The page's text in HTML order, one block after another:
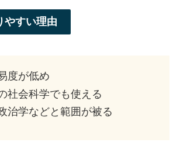
やすい理由
度が低め
社会科学でも使える
治学などと範囲が被る